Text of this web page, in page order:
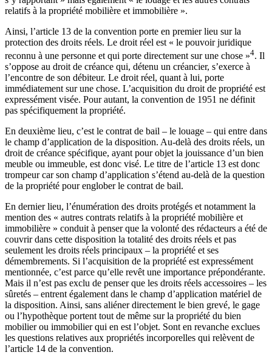
relatifs à la propriété mobilière et immobilière ».
Ainsi, l’article 13 de la convention porte en premier lieu sur la
protection des droits réels. Le droit réel est « le pouvoir juridique
reconnu à une personne et qui porte directement sur une chose »4. Il
s’oppose au droit de créance qui, détenu un créancier, s’exerce à
l’encontre de son débiteur. Le droit réel, quant à lui, porte
immédiatement sur une chose. L’acquisition du droit de propriété est
expressément visée. Pour autant, la convention de 1951 ne définit
pas spécifiquement la propriété.
En deuxième lieu, c’est le contrat de bail – le louage – qui entre dans
le champ d’application de la disposition. Au-delà des droits réels, un
droit de créance spécifique, ayant pour objet la jouissance d’un bien
meuble ou immeuble, est donc visé. Le titre de l’article 13 est donc
trompeur car son champ d’application s’étend au-delà de la question
de la propriété pour englober le contrat de bail.
En dernier lieu, l’énumération des droits protégés et notamment la
mention des « autres contrats relatifs à la propriété mobilière et
immobilière » conduit à penser que la volonté des rédacteurs a été de
couvrir dans cette disposition la totalité des droits réels et pas
seulement les droits réels principaux – la propriété et ses
démembrements. Si l’acquisition de la propriété est expressément
mentionnée, c’est parce qu’elle revêt une importance prépondérante.
Mais il n’est pas exclu de penser que les droits réels accessoires – les
sûretés – entrent également dans le champ d’application matériel de
la disposition. Ainsi, sans aliéner directement le bien grevé, le gage
ou l’hypothèque portent tout de même sur la propriété du bien
mobilier ou immobilier qui en est l’objet. Sont en revanche exclues
les questions relatives aux propriétés incorporelles qui relèvent de
l’article 14 de la convention.